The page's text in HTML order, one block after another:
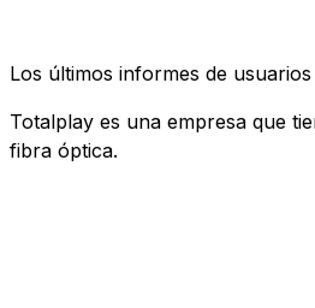
Los últimos informes de
Totalplay es una empresa que
fibra óptica.